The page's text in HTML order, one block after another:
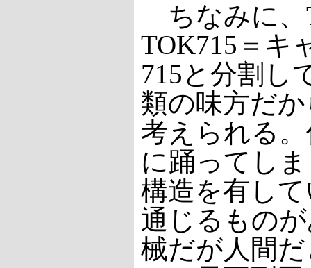
ちなみに、
TOK715＝キ
715と分割し
類の味方だ
考えられる
に踊ってし
構造を有し
通じるもの
械だが人間